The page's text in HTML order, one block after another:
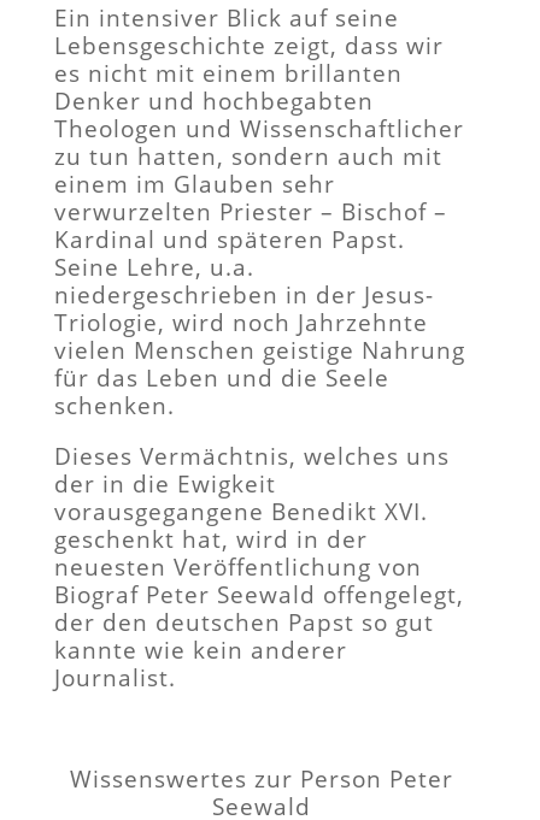
Ein intensiver Blick auf seine
Lebensgeschichte zeigt, dass wir
es nicht mit einem brillanten
Denker und hochbegabten
Theologen und Wissenschaftlicher
zu tun hatten, sondern auch mit
einem im Glauben sehr
verwurzelten Priester – Bischof –
Kardinal und späteren Papst.
Seine Lehre, u.a.
niedergeschrieben in der Jesus-
Triologie, wird noch Jahrzehnte
vielen Menschen geistige Nahrung
für das Leben und die Seele
schenken.
Dieses Vermächtnis, welches uns
der in die Ewigkeit
vorausgegangene Benedikt XVI.
geschenkt hat, wird in der
neuesten Veröffentlichung von
Biograf Peter Seewald offengelegt,
der den deutschen Papst so gut
kannte wie kein anderer
Journalist.
Wissenswertes zur Person Peter
Seewald